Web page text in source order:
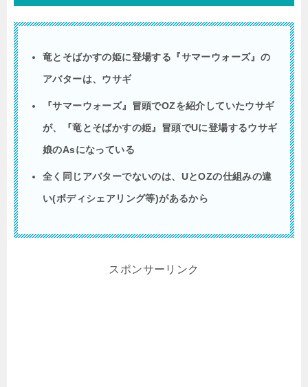
竜とそばかすの姫に登場する『サマーウォーズ』の
アバターは、ウサギ
『サマーウォーズ』冒頭でOZを紹介していたウサギ
が、『竜とそばかすの姫』冒頭でUに登場するウサギ
娘のAsになっている
全く同じアバターでないのは、 UとOZの仕組みの違
い(ボディシェアリング等)があるから
スポンサーリンク